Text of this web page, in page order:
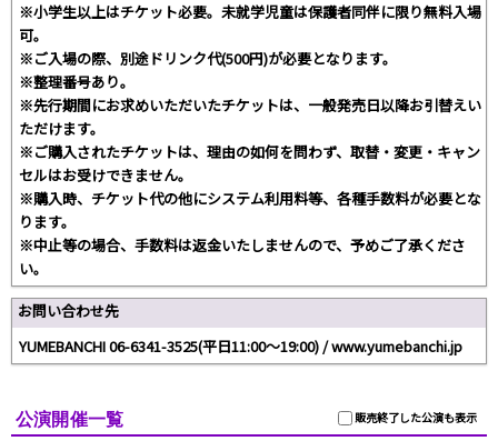
※小学生以上はチケット必要。未就学児童は保護者同伴に限り無料入場
可。
※ご入場の際、別途ドリンク代(500円)が必要となります。
※整理番号あり。
※先行期間にお求めいただいたチケットは、一般発売日以降お引替えい
ただけます。
※ご購入されたチケットは、理由の如何を問わず、取替・変更・キャン
セルはお受けできません。
※購入時、チケット代の他にシステム利用料等、各種手数料が必要とな
ります。
※中止等の場合、手数料は返金いたしませんので、予めご了承くださ
い。
お問い合わせ先
YUMEBANCHI 06-6341-3525(平日11:00～19:00) / www.yumebanchi.jp
販売終了した公演も表示
公演開催一覧